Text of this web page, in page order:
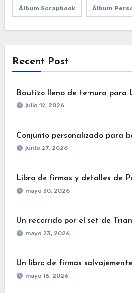
Álbum Scrapbook Álbum
Recent Post
Bautizo lleno de ternura para
julio 12, 2026
Conjunto personalizado para
junio 27, 2026
Libro de firmas y detalles de
mayo 30, 2026
Un recorrido por el set de
mayo 23, 2026
Un libro de firmas
mayo 16, 2026